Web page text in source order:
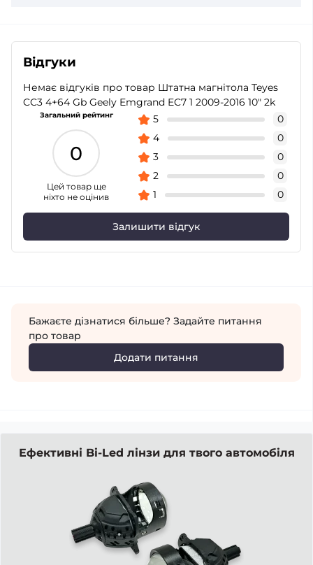
Відгуки
Немає відгуків про товар Штатна магнітола Teyes
CC3 4+64 Gb Geely Emgrand EC7 1 2009-2016 10" 2k
Загальний рейтинг
0
Цей товар ще
ніхто не оцінив
5
0
4
0
3
0
2
0
1
0
Залишити відгук
Бажаєте дізнатися більше? Задайте питання
про товар
Додати питання
Ефективні Bi-Led лінзи для твого автомобіля